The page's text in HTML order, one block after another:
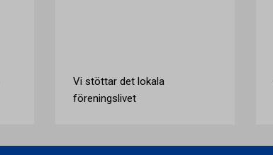
Vi stöttar det lokala
föreningslivet